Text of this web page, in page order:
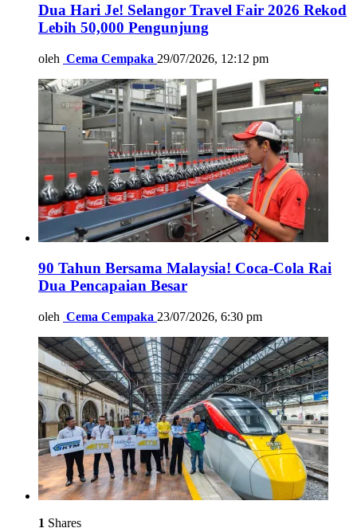
Dua Hari Je! Selangor Travel Fair 2026 Rekod
Lebih 50,000 Pengunjung
oleh Cema Cempaka 29/07/2026, 12:12 pm
90 Tahun Bersama Malaysia! Coca-Cola Rai
Dua Pencapaian Besar
oleh Cema Cempaka 23/07/2026, 6:30 pm
1 Shares